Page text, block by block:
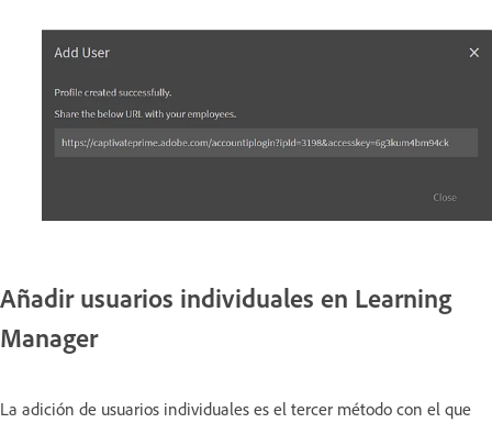
Añadir usuarios individuales en Learning
Manager
La adición de usuarios individuales es el tercer método con el que